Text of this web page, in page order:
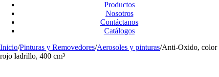
Productos
Nosotros
Contáctanos
Catálogos
Inicio/Pinturas y Removedores/Aerosoles y pinturas/Anti-Oxido, color
rojo ladrillo, 400 cm³